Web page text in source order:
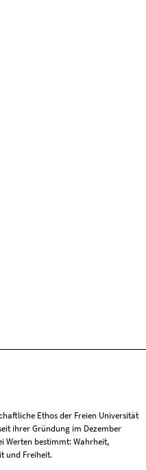
Ethos der Freien Universität
ihrer Gründung im Dezember
Werten bestimmt: Wahrheit,
und Freiheit.